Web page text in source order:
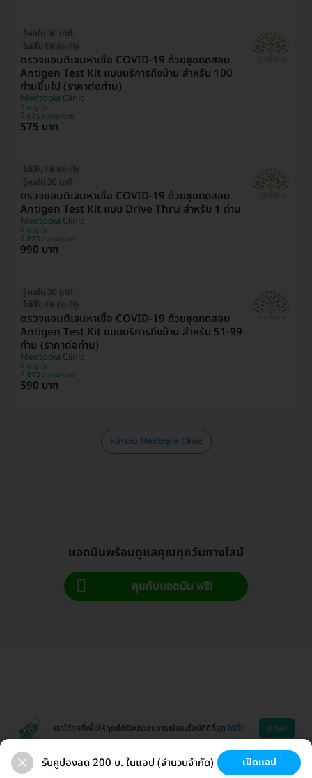
รู้ผลใน 30 นาที
ไม่มีใบ Fit-to-Fly
ตรวจแอนติเจนหาเชื้อ COVID-19 ด้วยชุดทดสอบ
Antigen Test Kit แบบบริการถึงบ้าน สำหรับ 100
ท่านขึ้นไป (ราคาต่อท่าน)
Medtopia Clinic
พญาไท
BTS สะพานควาย
575 บาท
ไม่มีใบ Fit-to-Fly
รู้ผลใน 30 นาที
ตรวจแอนติเจนหาเชื้อ COVID-19 ด้วยชุดทดสอบ
Antigen Test Kit แบบ Drive Thru สำหรับ 1 ท่าน
Medtopia Clinic
พญาไท
BTS สะพานควาย
990 บาท
รู้ผลใน 30 นาที
ไม่มีใบ Fit-to-Fly
ตรวจแอนติเจนหาเชื้อ COVID-19 ด้วยชุดทดสอบ
Antigen Test Kit แบบบริการถึงบ้าน สำหรับ 51-99
ท่าน (ราคาต่อท่าน)
Medtopia Clinic
พญาไท
BTS สะพานควาย
590 บาท
หน้ารวม Medtopia Clinic
แอดมินพร้อมดูแลคุณทุกวันทางไลน์
คุยกับแอดมิน ฟรี!
ตรวจสุขภาพ ช่วยเหลือ โหลดแอพ
เราใช้คุกกี้เพื่อให้คุณได้รับประสบการณ์ออนไลน์ที่ดีที่สุด ได้ที่นี่ ตกลง
รับคูปองลด 200 บ. ในแอป (จำนวนจำกัด) เปิดแอป